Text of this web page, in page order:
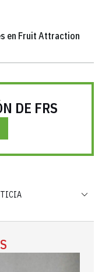
en Fruit Attraction
DE FRS